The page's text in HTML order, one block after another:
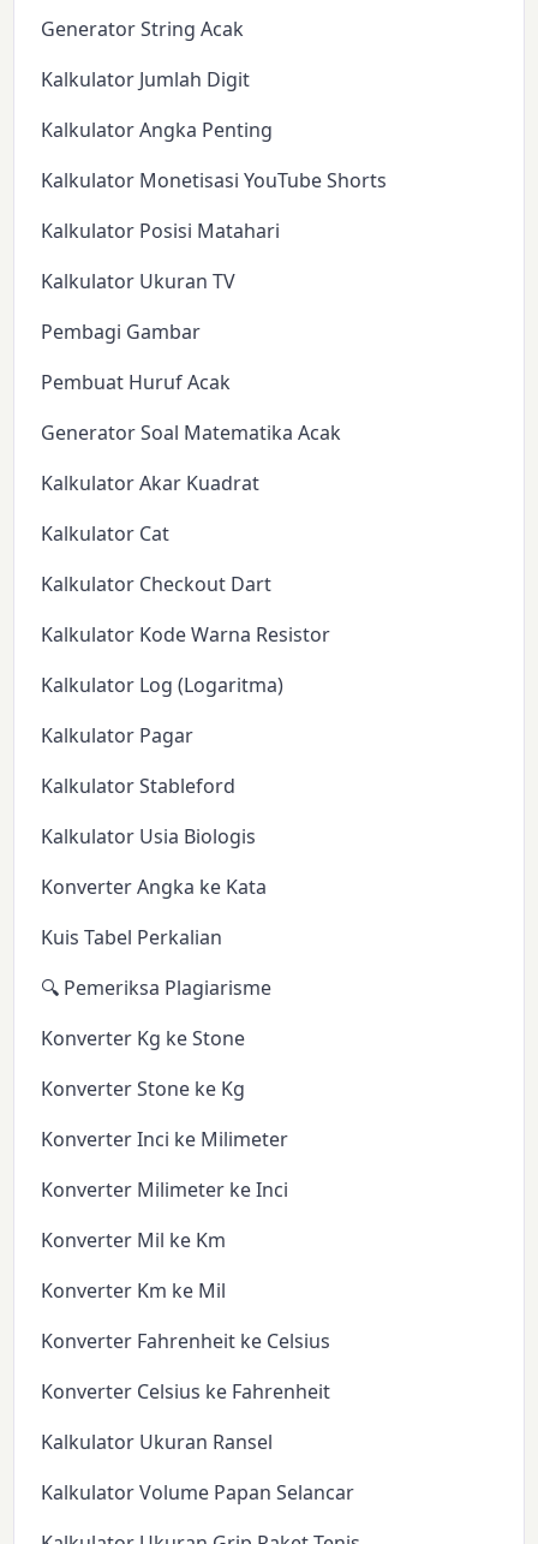
Generator String Acak
Kalkulator Jumlah Digit
Kalkulator Angka Penting
Kalkulator Monetisasi YouTube Shorts
Kalkulator Posisi Matahari
Kalkulator Ukuran TV
Pembagi Gambar
Pembuat Huruf Acak
Generator Soal Matematika Acak
Kalkulator Akar Kuadrat
Kalkulator Cat
Kalkulator Checkout Dart
Kalkulator Kode Warna Resistor
Kalkulator Log (Logaritma)
Kalkulator Pagar
Kalkulator Stableford
Kalkulator Usia Biologis
Konverter Angka ke Kata
Kuis Tabel Perkalian
🔍 Pemeriksa Plagiarisme
Konverter Kg ke Stone
Konverter Stone ke Kg
Konverter Inci ke Milimeter
Konverter Milimeter ke Inci
Konverter Mil ke Km
Konverter Km ke Mil
Konverter Fahrenheit ke Celsius
Konverter Celsius ke Fahrenheit
Kalkulator Ukuran Ransel
Kalkulator Volume Papan Selancar